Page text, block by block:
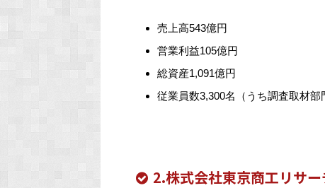
売上高543億円
営業利益105億円
総資産1,091億円
従業員数3,300名（うち調査取材部
2.株式会社東京商工リサー